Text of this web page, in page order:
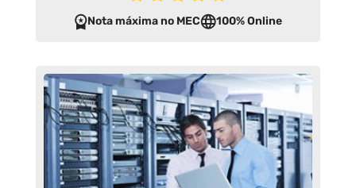
Nota máxima no MEC 100% Online